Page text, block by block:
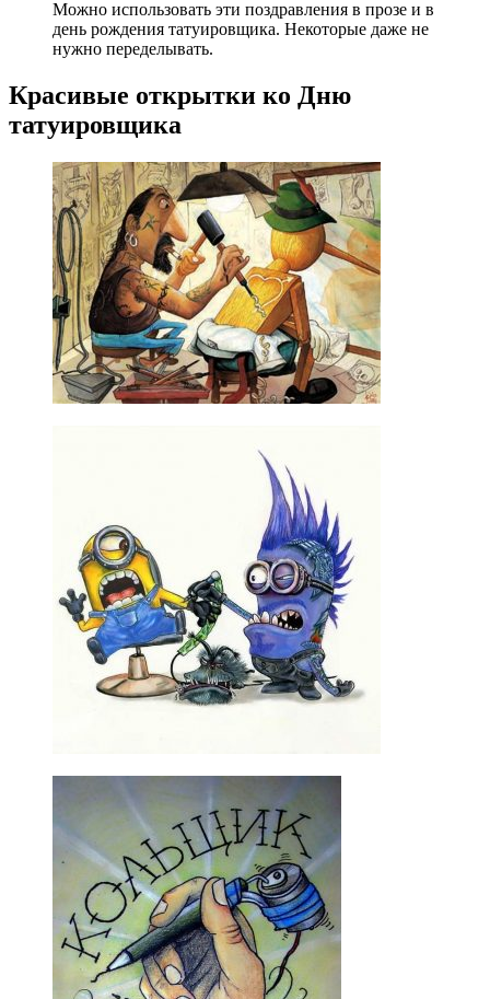
Можно использовать эти поздравления в прозе и в
день рождения татуировщика. Некоторые даже не
нужно переделывать.
Красивые открытки ко Дню
татуировщика